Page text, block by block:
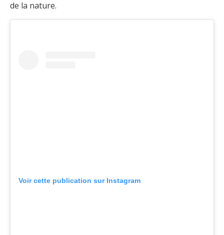
de la nature.
Voir cette publication sur Instagram